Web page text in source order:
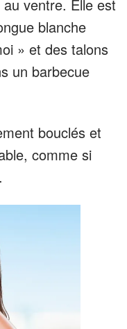
ventre. Elle est
blanche
» et des talons
un barbecue
bouclés et
comme si